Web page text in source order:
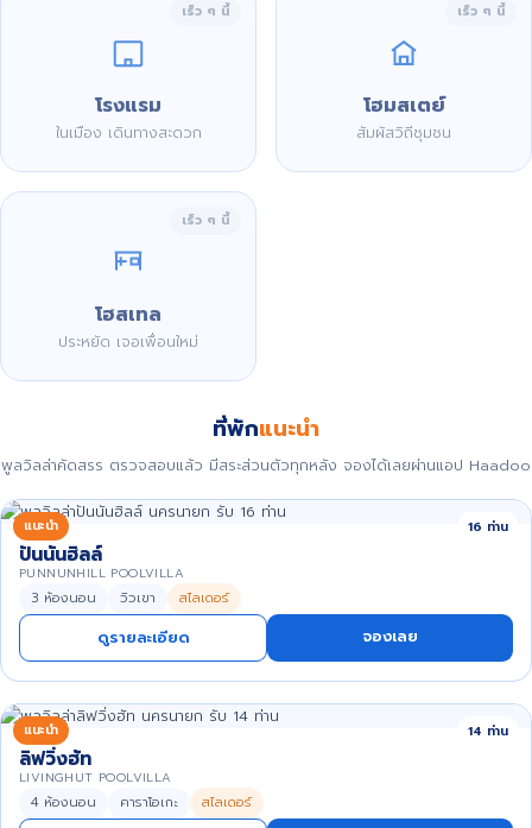
เร็ว ๆ นี้
โรงแรม
ในเมือง เดินทางสะดวก
เร็ว ๆ นี้
โฮมสเตย์
สัมผัสวิถีชุมชน
เร็ว ๆ นี้
โฮสเทล
ประหยัด เจอเพื่อนใหม่
ที่พักแนะนำ
พูลวิลล่าคัดสรร ตรวจสอบแล้ว มีสระส่วนตัวทุกหลัง จองได้เลยผ่านแอป Haadoo
แนะนำ 16 ท่าน
ปันนันฮิลล์
PUNNUNHILL POOLVILLA
3 ห้องนอน วิวเขา สไลเดอร์
ดูรายละเอียด จองเลย
แนะนำ 14 ท่าน
ลิฟวิ่งฮัท
LIVINGHUT POOLVILLA
4 ห้องนอน คาราโอเกะ สไลเดอร์